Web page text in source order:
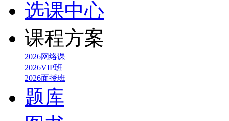
选课中心
课程方案
2026网络课
2026VIP班
2026面授班
题库